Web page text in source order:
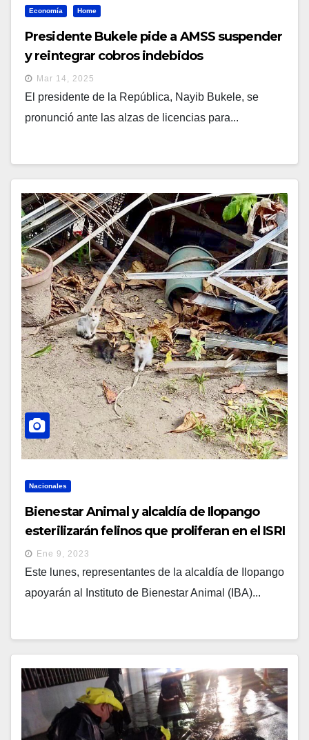
Economía Home
Presidente Bukele pide a AMSS suspender
y reintegrar cobros indebidos
Mar 14, 2025
El presidente de la República, Nayib Bukele, se
pronunció ante las alzas de licencias para...
Nacionales
Bienestar Animal y alcaldía de Ilopango
esterilizarán felinos que proliferan en el ISRI
Ene 9, 2023
Este lunes, representantes de la alcaldía de Ilopango
apoyarán al Instituto de Bienestar Animal (IBA)...